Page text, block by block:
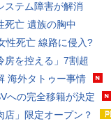
ステム障害が解消
死亡 遺族の胸中
性死亡 線路に侵入?
房を控える」7割超
海外タトゥー事情
への完全移籍が決定
店」限定オープン？